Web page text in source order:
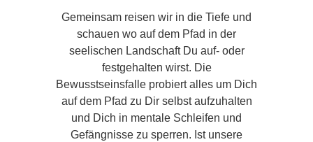
Gemeinsam reisen wir in die Tiefe und
schauen wo auf dem Pfad in der
seelischen Landschaft Du auf- oder
festgehalten wirst. Die
Bewusstseinsfalle probiert alles um Dich
auf dem Pfad zu Dir selbst aufzuhalten
und Dich in mentale Schleifen und
Gefängnisse zu sperren. Ist unsere